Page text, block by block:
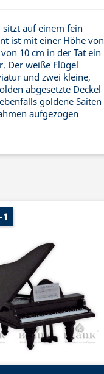
sitzt auf einem fein
ist mit einer Höhe von
10 cm in der Tat ein
Der weiße Flügel
und zwei kleine,
abgesetzte Deckel
goldene Saiten
aufgezogen
1